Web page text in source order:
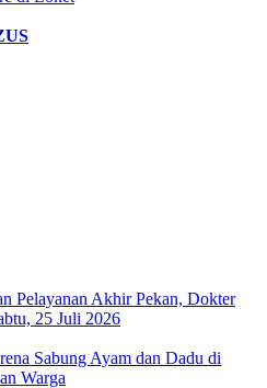
Pelayanan Akhir Pekan, Dokter
25 Juli 2026
Sabung Ayam dan Dadu di
Warga